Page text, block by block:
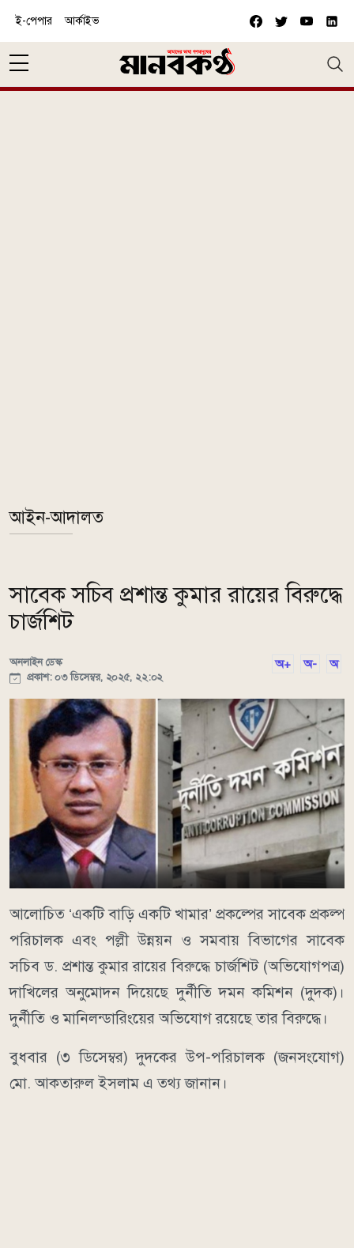
ই-পেপার আর্কাইভ
আইন-আদালত
সাবেক সচিব প্রশান্ত কুমার রায়ের বিরুদ্ধে
চার্জশিট
অনলাইন ডেস্ক
প্রকাশ: ০৩ ডিসেম্বর, ২০২৫, ২২:০২
অ+ অ- অ
আলোচিত ‘একটি বাড়ি একটি খামার’ প্রকল্পের সাবেক প্রকল্প
পরিচালক এবং পল্লী উন্নয়ন ও সমবায় বিভাগের সাবেক
সচিব ড. প্রশান্ত কুমার রায়ের বিরুদ্ধে চার্জশিট (অভিযোগপত্র)
দাখিলের অনুমোদন দিয়েছে দুর্নীতি দমন কমিশন (দুদক)।
দুর্নীতি ও মানিলন্ডারিংয়ের অভিযোগ রয়েছে তার বিরুদ্ধে।
বুধবার (৩ ডিসেম্বর) দুদকের উপ-পরিচালক (জনসংযোগ)
মো. আকতারুল ইসলাম এ তথ্য জানান।